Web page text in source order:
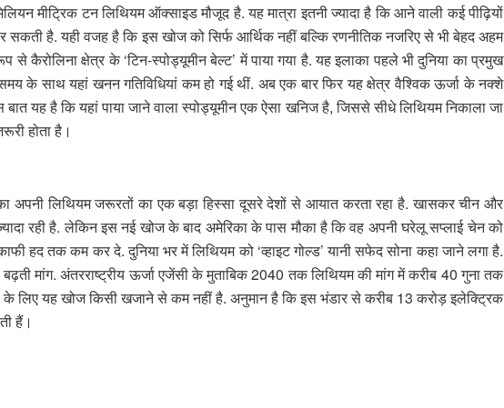
मीट्रिक टन लिथियम ऑक्साइड मौजूद है. यह मात्रा इतनी ज्यादा है कि आने वाली कई पीढ़ियों
है. यही वजह है कि इस खोज को सिर्फ आर्थिक नहीं बल्कि रणनीतिक नजरिए से भी बेहद अहम
से कैरोलिना क्षेत्र के ‘टिन-स्पोड्यूमीन बेल्ट’ में पाया गया है. यह इलाका पहले भी दुनिया का प्रमुख
के साथ यहां खनन गतिविधियां कम हो गई थीं. अब एक बार फिर यह क्षेत्र वैश्विक ऊर्जा के नक्शे
यह है कि यहां पाया जाने वाला स्पोड्यूमीन एक ऐसा खनिज है, जिससे सीधे लिथियम निकाला जा
होता है।
अपनी लिथियम जरूरतों का एक बड़ा हिस्सा दूसरे देशों से आयात करता रहा है. खासकर चीन और
रही है. लेकिन इस नई खोज के बाद अमेरिका के पास मौका है कि वह अपनी घरेलू सप्लाई चेन को
हद तक कम कर दे. दुनिया भर में लिथियम को ‘व्हाइट गोल्ड’ यानी सफेद सोना कहा जाने लगा है.
मांग. अंतरराष्ट्रीय ऊर्जा एजेंसी के मुताबिक 2040 तक लिथियम की मांग में करीब 40 गुना तक
के लिए यह खोज किसी खजाने से कम नहीं है. अनुमान है कि इस भंडार से करीब 13 करोड़ इलेक्ट्रिक
हैं।